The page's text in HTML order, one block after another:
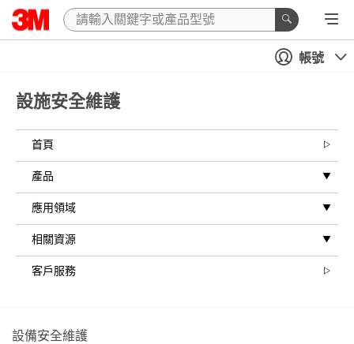
帳號
設施安全維護
首頁
產品
應用領域
相關資源
客戶服務
設備安全維護